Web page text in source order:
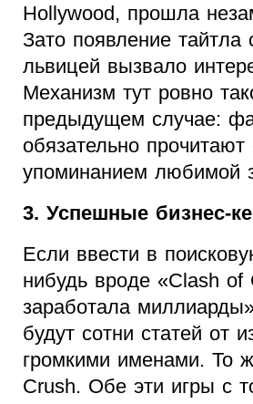
Hollywood, прошла
Зато появление тайтла
львицей вызвало
Механизм тут ровно
предыдущем случае:
обязательно прочитают
упоминанием любимой
3. Успешные бизнес-
Если ввести в
нибудь вроде «Clash of
заработала
будут сотни статей от
громкими именами. То
Crush. Обе эти игры с